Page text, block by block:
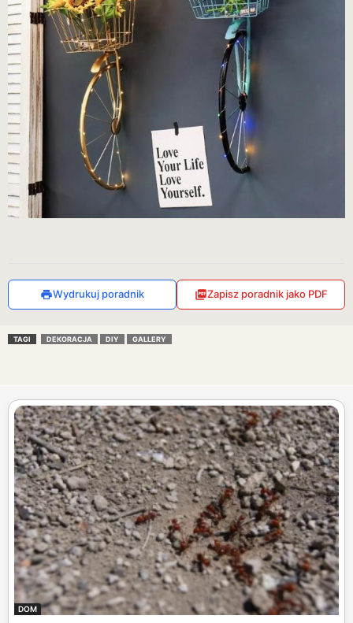
Wydrukuj poradnik Zapisz poradnik jako PDF
TAGI DEKORACJA DIY GALLERY
DOM